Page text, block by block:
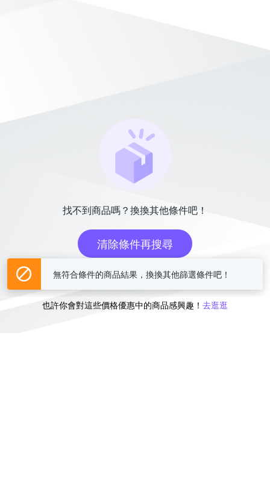
找不到商品嗎？換換其他條件吧！
清除條件再搜尋
或
也許你會對這些價格優惠中的商品感興趣！ 去逛逛
無符合條件的商品結果，換換其他篩選條件吧！